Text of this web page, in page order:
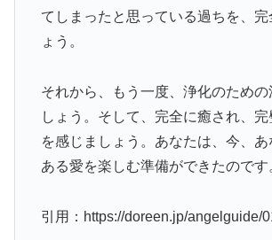
てしまったと思っている過ちを、完
ょう。
それから、もう一度、浄化のための
しょう。そして、完全に癒され、
を感じましょう。あなたは、今、
ある愛を楽しむ準備ができたのです
引用：https://doreen.jp/angelguide/